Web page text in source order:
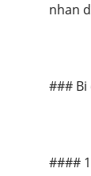
nhan
### Bi
####